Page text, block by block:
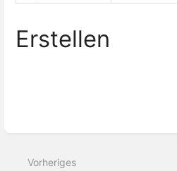
Erstellen
Vorheriges